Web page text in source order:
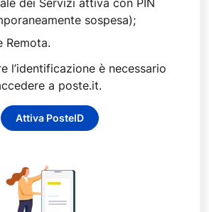
dei Servizi attiva con PIN
sospesa);
Remota.
l’identificazione è necessario
a poste.it.
Attiva PosteID